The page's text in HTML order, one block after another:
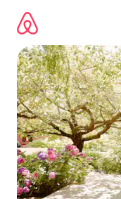
directement
contenu